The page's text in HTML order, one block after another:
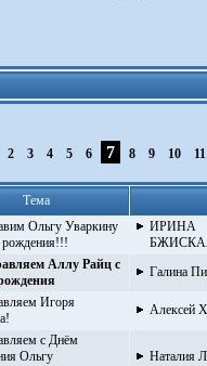
2 3 4 5 6 7 8 9 10
Тема
Ольгу Уваркину
рождения!!!
ИРИНА
Аллу Райц с
Галина
Игоря
Алексей
с Днём
Ольгу
Наталия